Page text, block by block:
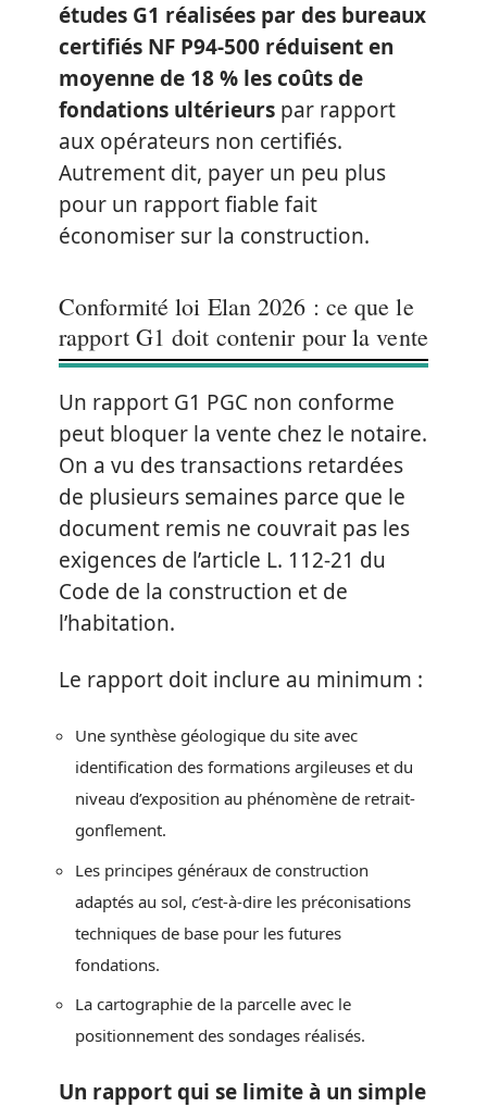
études G1 réalisées par des bureaux
certifiés NF P94-500 réduisent en
moyenne de 18 % les coûts de
fondations ultérieurs par rapport
aux opérateurs non certifiés.
Autrement dit, payer un peu plus
pour un rapport fiable fait
économiser sur la construction.
Conformité loi Elan 2026 : ce que le
rapport G1 doit contenir pour la vente
Un rapport G1 PGC non conforme
peut bloquer la vente chez le notaire.
On a vu des transactions retardées
de plusieurs semaines parce que le
document remis ne couvrait pas les
exigences de l’article L. 112-21 du
Code de la construction et de
l’habitation.
Le rapport doit inclure au minimum :
Une synthèse géologique du site avec
identification des formations argileuses et du
niveau d’exposition au phénomène de retrait-
gonflement.
Les principes généraux de construction
adaptés au sol, c’est-à-dire les préconisations
techniques de base pour les futures
fondations.
La cartographie de la parcelle avec le
positionnement des sondages réalisés.
Un rapport qui se limite à un simple